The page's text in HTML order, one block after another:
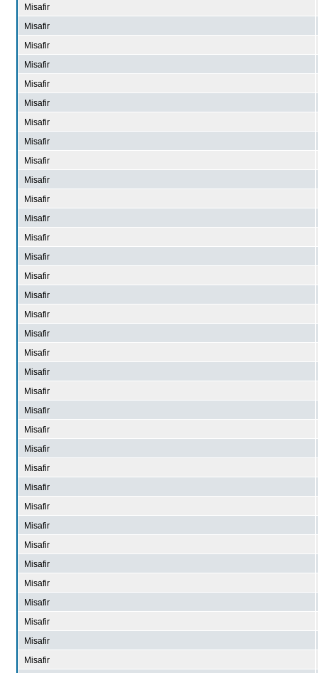
Misafir
Misafir
Misafir
Misafir
Misafir
Misafir
Misafir
Misafir
Misafir
Misafir
Misafir
Misafir
Misafir
Misafir
Misafir
Misafir
Misafir
Misafir
Misafir
Misafir
Misafir
Misafir
Misafir
Misafir
Misafir
Misafir
Misafir
Misafir
Misafir
Misafir
Misafir
Misafir
Misafir
Misafir
Misafir